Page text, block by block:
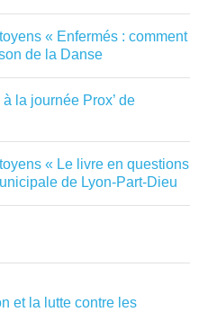
« Enfermés : comment
de la Danse
la journée Prox’ de
« Le livre en questions
de Lyon-Part-Dieu
et la lutte contre les